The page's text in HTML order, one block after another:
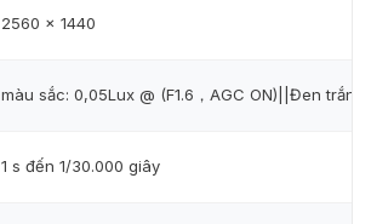
2560 × 1440
màu sắc: 0,05Lux @ (F1.6，AGC ON)||Đen
1 s đến 1/30.000 giây